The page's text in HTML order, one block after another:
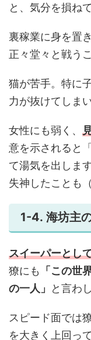
と、気分を損ね
裏稼業に身を置
正々堂々と戦う
猫が苦手。特に
力が抜けてしま
女性にも弱く、
意を示されると
て湯気を出しま
失神したことも（
1-4. 海坊主
スイーパーとし
獠にも
「この世
の一人」
と言わ
スピード面では
を大きく上回っ